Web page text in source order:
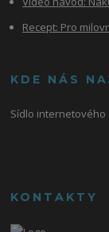
Recept: Pro
KDE NÁS
Sídlo internetového
KONTAKTY